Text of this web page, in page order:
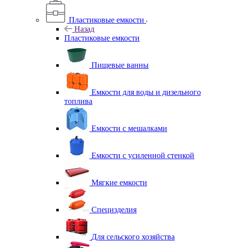
Пластиковые емкости
Назад
Пластиковые емкости
Пищевые ванны
Емкости для воды и дизельного
топлива
Емкости с мешалками
Емкости с усиленной стенкой
Мягкие емкости
Специзделия
Для сельского хозяйства